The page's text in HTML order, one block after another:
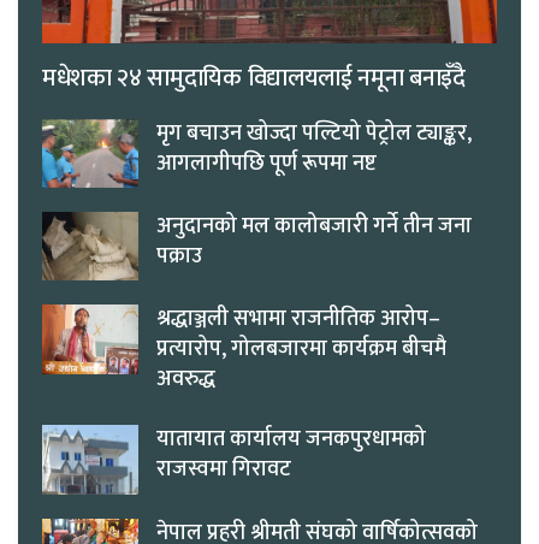
मधेशका २४ सामुदायिक विद्यालयलाई नमूना बनाइँदै
मृग बचाउन खोज्दा पल्टियो पेट्रोल ट्याङ्कर,
आगलागीपछि पूर्ण रूपमा नष्ट
अनुदानको मल कालोबजारी गर्ने तीन जना
पक्राउ
श्रद्धाञ्जली सभामा राजनीतिक आरोप–
प्रत्यारोप, गोलबजारमा कार्यक्रम बीचमै
अवरुद्ध
यातायात कार्यालय जनकपुरधामको
राजस्वमा गिरावट
नेपाल प्रहरी श्रीमती संघको वार्षिकोत्सवको